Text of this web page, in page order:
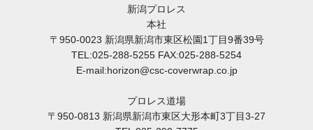
新潟プロレス
本社
〒950-0023 新潟県新潟市東区松園1丁目9番39号
TEL:025-288-5255 FAX:025-288-5254
E-mail:horizon@csc-coverwrap.co.jp
プロレス道場
〒950-0813 新潟県新潟市東区大形本町3丁目3-27